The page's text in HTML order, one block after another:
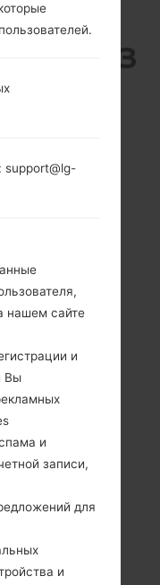
ИЗ
Li-Ion
600 mAh
support@lg-
нашем сайте
и
Вы
и
записи,
для
и